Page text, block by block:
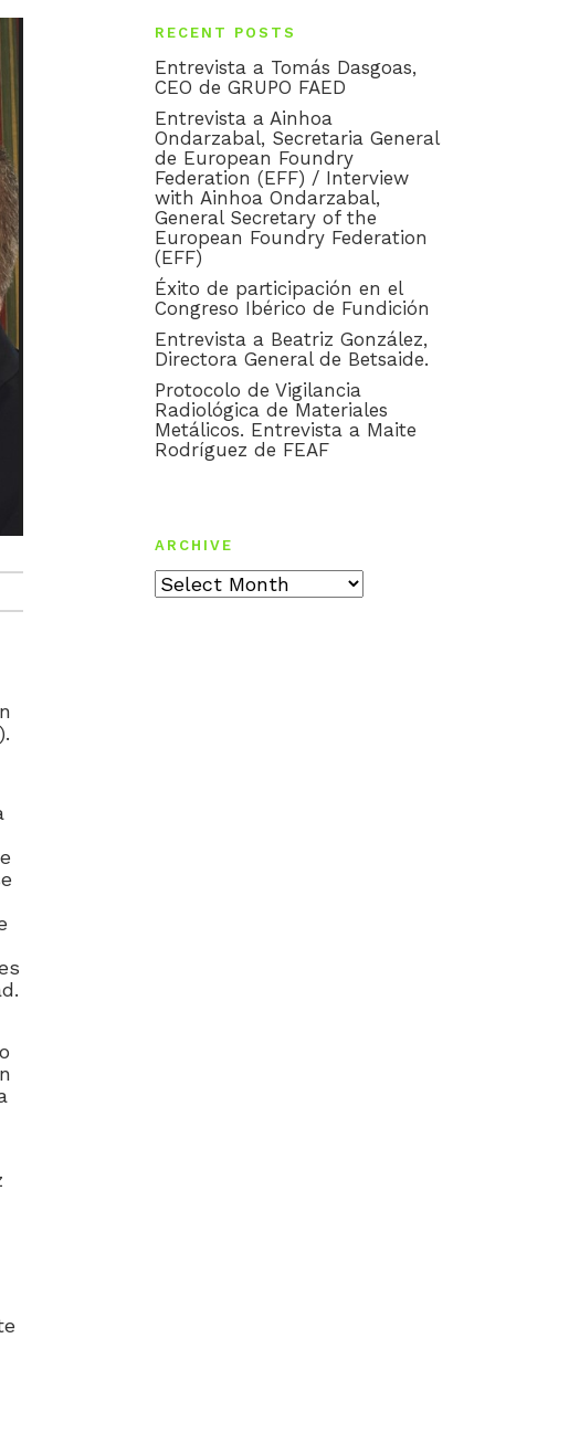
RECENT POSTS
Entrevista a Tomás Dasgoas,
CEO de GRUPO FAED
Entrevista a Ainhoa
Ondarzabal, Secretaria General
de European Foundry
Federation (EFF) / Interview
with Ainhoa Ondarzabal,
General Secretary of the
European Foundry Federation
(EFF)
Éxito de participación en el
Congreso Ibérico de Fundición
Entrevista a Beatriz González,
Directora General de Betsaide.
Protocolo de Vigilancia
Radiológica de Materiales
Metálicos. Entrevista a Maite
Rodríguez de FEAF
ARCHIVE
Archive